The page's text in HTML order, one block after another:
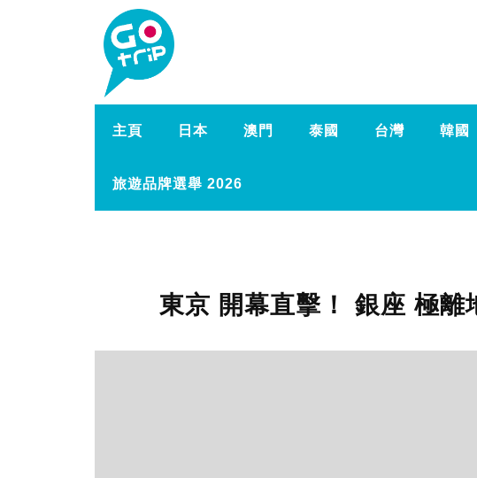
主頁 日本 澳門 泰國 台灣 韓國
旅遊品牌選舉 2026
東京 開幕直擊！ 銀座 極